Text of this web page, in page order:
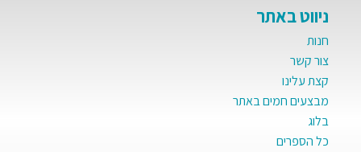
ניווט באתר
חנות
צור קשר
קצת עלינו
מבצעים חמים באתר
בלוג
כל הספרים